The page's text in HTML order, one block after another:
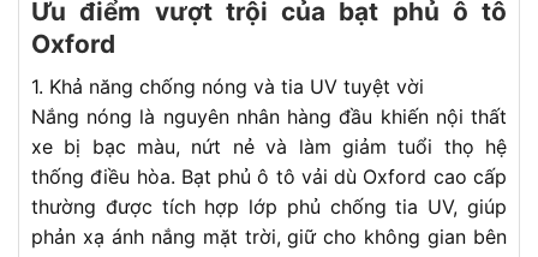
Ưu điểm vượt trội của bạt phủ ô tô
Oxford
1. Khả năng chống nóng và tia UV tuyệt vời
Nắng nóng là nguyên nhân hàng đầu khiến nội thất
xe bị bạc màu, nứt nẻ và làm giảm tuổi thọ hệ
thống điều hòa. Bạt phủ ô tô vải dù Oxford cao cấp
thường được tích hợp lớp phủ chống tia UV, giúp
phản xạ ánh nắng mặt trời, giữ cho không gian bên